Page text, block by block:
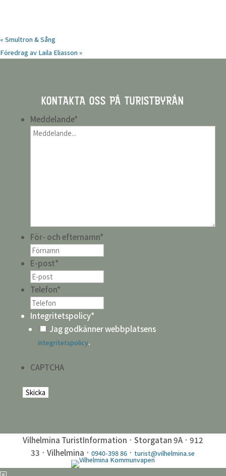
« Smultron & Sång
Föredrag av Laila Eliasson»
KONTAKTA OSS PÅ TURISTBYRÅN
Meddelande*
För- och efternamn*
E-post*
Telefon*
Integritetspolicy*
Jag godkänner webbplatsens
integritetspolicy.
CAPTCHA
Vilhelmina TuristInformation · Storgatan 9A · 912
33 · Vilhelmina ·0940-398 86 · turist@vilhelmina.se